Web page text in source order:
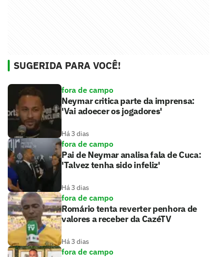
SUGERIDA PARA VOCÊ!
fora de campo
Neymar critica parte da imprensa:
'Vai adoecer os jogadores'
Há 3 dias
fora de campo
Pai de Neymar analisa fala de Cuca:
'Talvez tenha sido infeliz'
Há 3 dias
fora de campo
Romário tenta reverter penhora de
valores a receber da CazéTV
Há 3 dias
fora de campo